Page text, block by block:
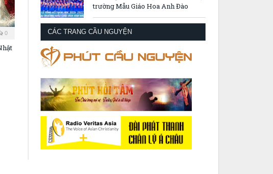
04/08/2022
Lễ Tổng kết năm học 2021 – 2022 tại
trường Mẫu Giáo Hoa Anh Đào
CÁC TRANG CẦU NGUYỆN